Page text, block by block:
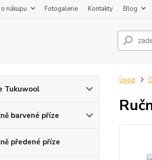
nákupu Fotogalerie Kontakty Blog
Tukuwool
barvené příze
předené příze
Úvod